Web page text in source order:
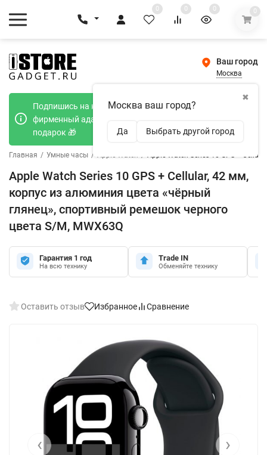
0 0 0 0
Ваш город
Москва
✖
Москва ваш город?
Да Выбрать другой город
Подпишись на наш телеграмм канал и получи
фирменный адаптер Type-C 20W при покупке в
подарок 🎁
Главная / Умные часы / Apple Watch / Apple Watch Series 10 GPS +
Apple Watch Series 10 GPS + Cellular, 42 мм,
корпус из алюминия цвета «чёрный
глянец», спортивный ремешок черного
цвета S/M, MWX63Q
Гарантия 1 год
На всю технику
Trade IN
Обменяйте технику
Оставить отзыв Избранное Сравнение
‹ ›